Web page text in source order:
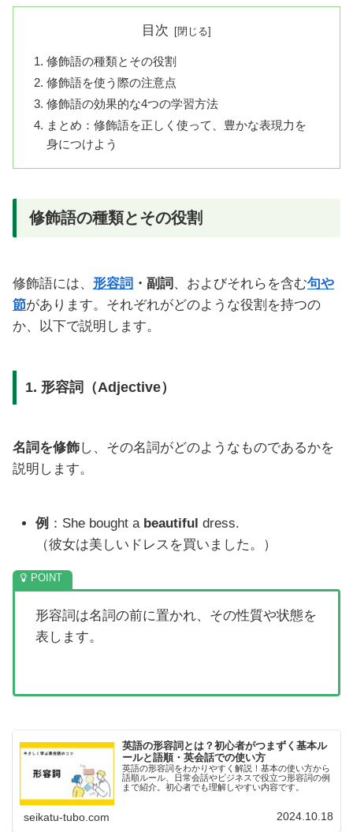
目次
修飾語の種類とその役割
修飾語を使う際の注意点
修飾語の効果的な4つの学習方法
まとめ：修飾語を正しく使って、豊かな表現力を
身につけよう
修飾語の種類とその役割
修飾語には、 形容詞 ・副詞 、およびそれらを含む句や
節があります。それぞれがどのような役割を持つの
か、以下で説明します。
1. 形容詞（Adjective）
名詞を修飾し、その名詞がどのようなものであるかを
説明します。
例 ：She bought a beautiful dress.
（彼女は美しいドレスを買いました。）
形容詞は名詞の前に置かれ、その性質や状態を
表します。
英語の形容詞とは？初心者がつまずく基本ル
ールと語順・英会話での使い方
英語の形容詞をわかりやすく解説！基本の使い方から
語順ルール、日常会話やビジネスで役立つ形容詞の例
まで紹介。初心者でも理解しやすい内容です。
seikatu-tubo.com 2024.10.18